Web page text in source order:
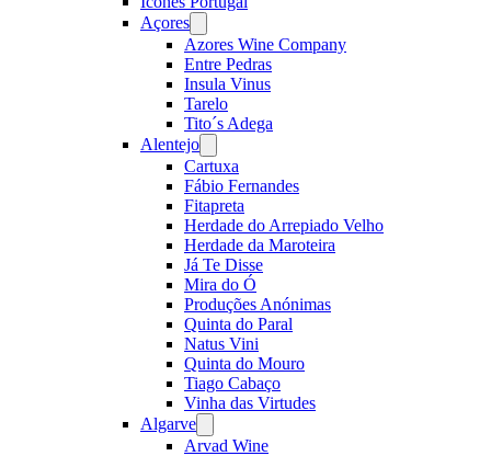
Açores
menu
Azores Wine Company
Entre Pedras
Insula Vinus
Tarelo
Tito´s Adega
Alentejo
menu
Cartuxa
Fábio Fernandes
Fitapreta
Herdade do Arrepiado Velho
Herdade da Maroteira
Já Te Disse
Mira do Ó
Produções Anónimas
Quinta do Paral
Natus Vini
Quinta do Mouro
Tiago Cabaço
Vinha das Virtudes
Algarve
menu
Arvad Wine